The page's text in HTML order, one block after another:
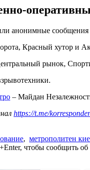
анонимные
Красный хутор и
рынок,
– Майдан
https://t.me/
, метрополитен
чтобы сообщить об